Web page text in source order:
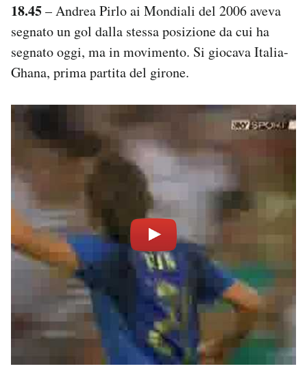
18.45– Andrea Pirlo ai Mondiali del 2006 aveva
segnato un gol dalla stessa posizione da cui ha
segnato oggi, ma in movimento. Si giocava Italia-
Ghana, prima partita del girone.